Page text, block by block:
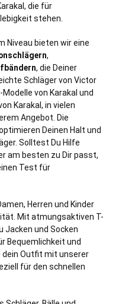
die für
stehen.
Niveau bieten wir eine
,
, die Deiner
Schläger von Victor
von Karakal und
Karakal, in vielen
Angebot. Die
Deinen Halt und
Solltest Du Hilfe
am besten zu Dir passt,
Test für
Herren und Kinder
Mit atmungsaktiven T-
Jacken und Socken
Bequemlichkeit und
Outfit mit unserer
für den schnellen